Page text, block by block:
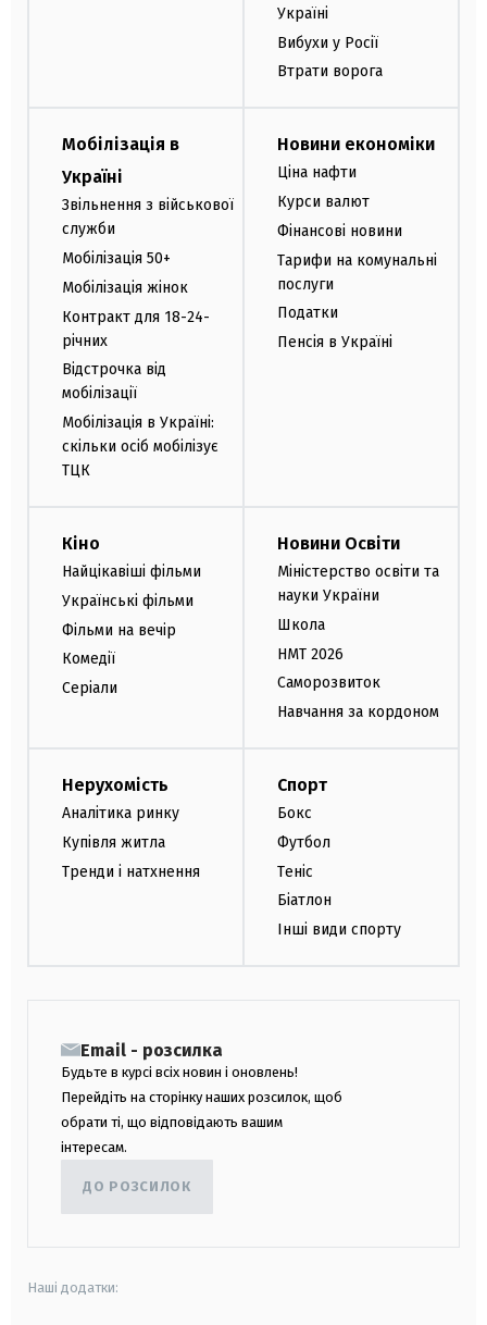
Україні
Вибухи у Росії
Втрати ворога
Мобілізація в
Україні
Звільнення з військової
служби
Мобілізація 50+
Мобілізація жінок
Контракт для 18-24-
річних
Відстрочка від
мобілізації
Мобілізація в Україні:
скільки осіб мобілізує
ТЦК
Новини економіки
Ціна нафти
Курси валют
Фінансові новини
Тарифи на комунальні
послуги
Податки
Пенсія в Україні
Кіно
Найцікавіші фільми
Українські фільми
Фільми на вечір
Комедії
Серіали
Новини Освіти
Міністерство освіти та
науки України
Школа
НМТ 2026
Саморозвиток
Навчання за кордоном
Нерухомість
Аналітика ринку
Купівля житла
Тренди і натхнення
Спорт
Бокс
Футбол
Теніс
Біатлон
Інші види спорту
Email - розсилка
Будьте в курсі всіх новин і оновлень!
Перейдіть на сторінку наших розсилок, щоб
обрати ті, що відповідають вашим
інтересам.
ДО РОЗСИЛОК
Наші додатки: